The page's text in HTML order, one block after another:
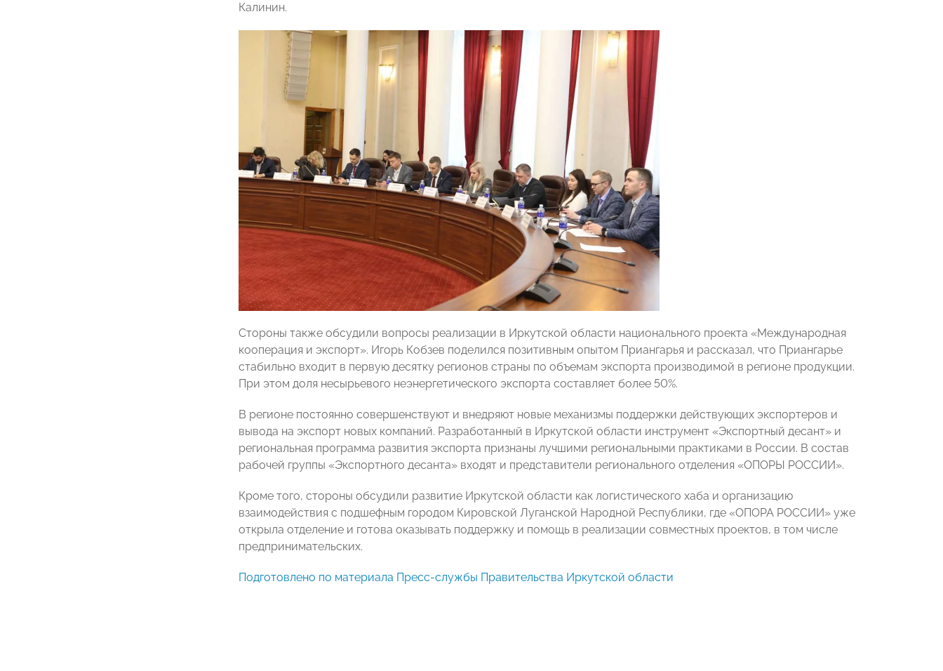
Калинин.
Стороны также обсудили вопросы реализации в Иркутской области национального проекта «Международная
кооперация и экспорт». Игорь Кобзев поделился позитивным опытом Приангарья и рассказал, что Приангарье
стабильно входит в первую десятку регионов страны по объемам экспорта производимой в регионе продукции.
При этом доля несырьевого неэнергетического экспорта составляет более 50%.
В регионе постоянно совершенствуют и внедряют новые механизмы поддержки действующих экспортеров и
вывода на экспорт новых компаний. Разработанный в Иркутской области инструмент «Экспортный десант» и
региональная программа развития экспорта признаны лучшими региональными практиками в России. В состав
рабочей группы «Экспортного десанта» входят и представители регионального отделения «ОПОРЫ РОССИИ».
Кроме того, стороны обсудили развитие Иркутской области как логистического хаба и организацию
взаимодействия с подшефным городом Кировской Луганской Народной Республики, где «ОПОРА РОССИИ» уже
открыла отделение и готова оказывать поддержку и помощь в реализации совместных проектов, в том числе
предпринимательских.
Подготовлено по материала Пресс-службы Правительства Иркутской области